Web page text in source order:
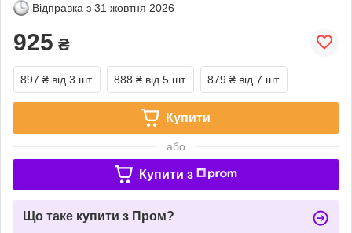
Відправка з 31 жовтня 2026
925 ₴
897 ₴ від 3 шт. 888 ₴ від 5 шт. 879 ₴ від 7 шт.
Купити
або
Купити з
Що таке купити з Пром?